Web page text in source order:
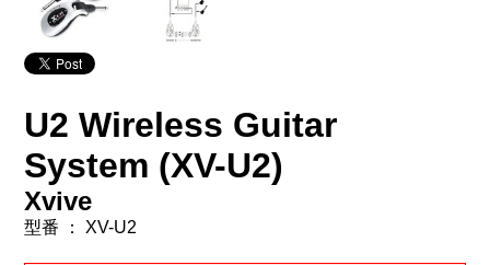
U2 Wireless Guitar
System (XV-U2)
Xvive
型番 ： XV-U2